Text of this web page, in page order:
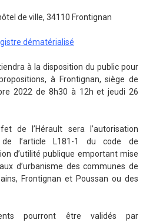
de ville, 34110 Frontignan
dématérialisé
à la disposition du public pour
à Frontignan, siège de
2022 de 8h30 à 12h et jeudi 26
de l’Hérault sera l’autorisation
l’article L181-1 du code de
d’utilité publique emportant mise
d’urbanisme des communes de
Frontignan et Poussan ou des
pourront être validés par